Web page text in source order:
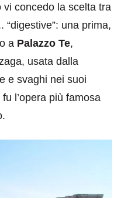
concedo la scelta tra
una prima,
a Palazzo Te,
usata dalla
e svaghi nei suoi
l’opera più famosa